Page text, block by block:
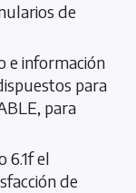
de
e información
para
para
6.1f el
de